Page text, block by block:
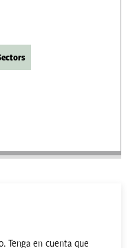
Tenga en cuenta que